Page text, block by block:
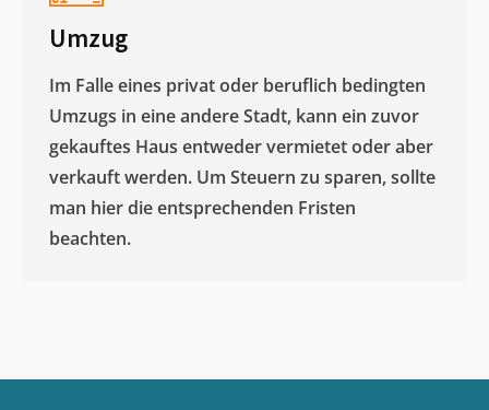
Umzug
Im Falle eines privat oder beruflich bedingten
Umzugs in eine andere Stadt, kann ein zuvor
gekauftes Haus entweder vermietet oder aber
verkauft werden. Um Steuern zu sparen, sollte
man hier die entsprechenden Fristen
beachten.